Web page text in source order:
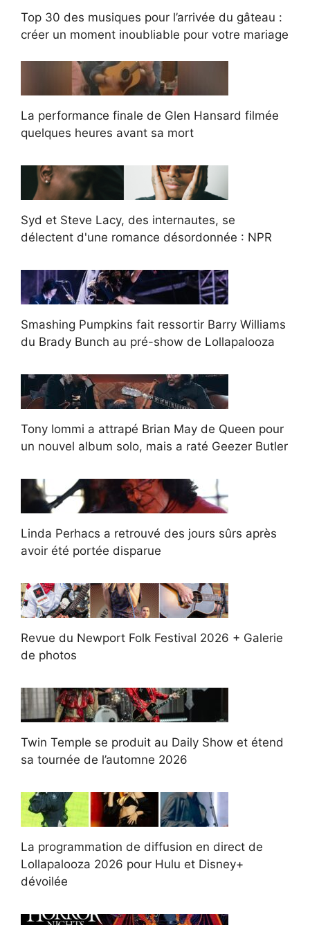
Top 30 des musiques pour l’arrivée du gâteau :
créer un moment inoubliable pour votre mariage
La performance finale de Glen Hansard filmée
quelques heures avant sa mort
Syd et Steve Lacy, des internautes, se
délectent d'une romance désordonnée : NPR
Smashing Pumpkins fait ressortir Barry Williams
du Brady Bunch au pré-show de Lollapalooza
Tony Iommi a attrapé Brian May de Queen pour
un nouvel album solo, mais a raté Geezer Butler
Linda Perhacs a retrouvé des jours sûrs après
avoir été portée disparue
Revue du Newport Folk Festival 2026 + Galerie
de photos
Twin Temple se produit au Daily Show et étend
sa tournée de l’automne 2026
La programmation de diffusion en direct de
Lollapalooza 2026 pour Hulu et Disney+
dévoilée